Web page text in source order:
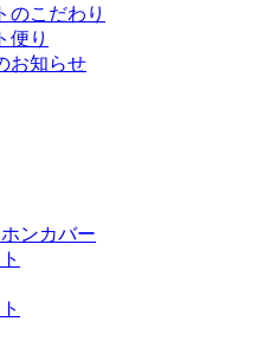
のこだわり
便り
お知らせ
ンカバー